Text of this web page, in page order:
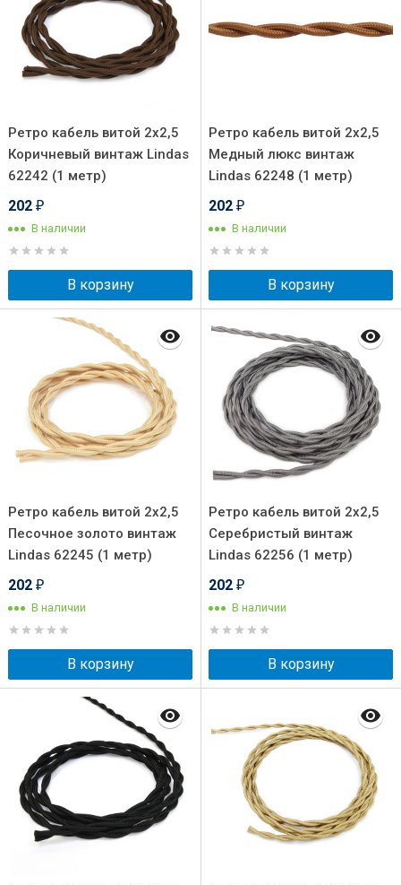
Ретро кабель витой 2x2,5
Коричневый винтаж Lindas
62242 (1 метр)
202 ₽
В наличии
В корзину
Ретро кабель витой 2x2,5
Медный люкс винтаж
Lindas 62248 (1 метр)
202 ₽
В наличии
В корзину
Ретро кабель витой 2x2,5
Песочное золото винтаж
Lindas 62245 (1 метр)
202 ₽
В наличии
В корзину
Ретро кабель витой 2x2,5
Серебристый винтаж
Lindas 62256 (1 метр)
202 ₽
В наличии
В корзину